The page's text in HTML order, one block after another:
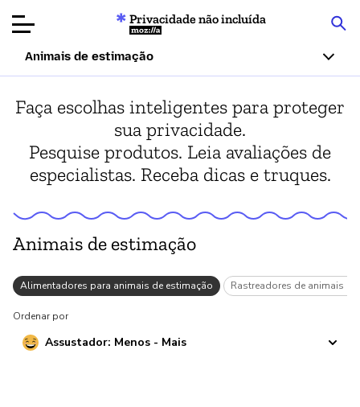
Avaliações de
produtos
Artigos
Privacidade não incluída
Mozilla
Animais de estimação
Faça escolhas inteligentes para proteger
sua privacidade.
Pesquise produtos. Leia avaliações de
especialistas. Receba dicas e truques.
Animais de estimação
Alimentadores para animais de estimação Rastreadores de animais
Ordenar por
Assustador: Menos - Mais